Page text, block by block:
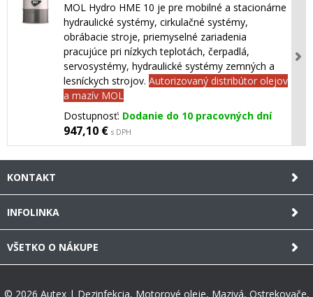
MOL Hydro HME 10 je pre mobilné a stacionárne
hydraulické systémy, cirkulačné systémy,
obrábacie stroje, priemyselné zariadenia
pracujúce pri nízkych teplotách, čerpadlá,
servosystémy, hydraulické systémy zemných a
lesníckych strojov. Autorizovaný distribútor olejov
a mazív MOL
Dostupnosť: Dodanie do 10 pracovných dní
947,10 € s DPH
KONTAKT
INFOLINKA
VŠETKO O NÁKUPE
© 2026 Autex | Dezinfekcia, Motorové oleje, Mazivá, Ostrekovače,